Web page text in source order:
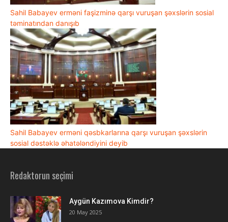
Sahil Babayev erməni faşizminə qarşı vuruşan şəxslərin sosial
təminatından danışıb
Sahil Babayev erməni qəsbkarlarına qarşı vuruşan şəxslərin
sosial dəstəklə əhatələndiyini deyib
Redaktorun seçimi
Aygün Kazımova Kimdir?
20 May 2025